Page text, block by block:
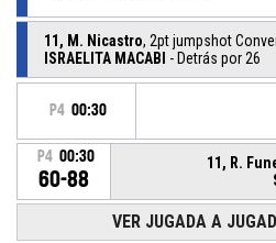
11, M. Nicastro, 2pt jumpshot
ISRAELITA MACABI - Detrás por 26
P4 00:30
P4 00:30
60-88
11, R.
VER JUGADA A